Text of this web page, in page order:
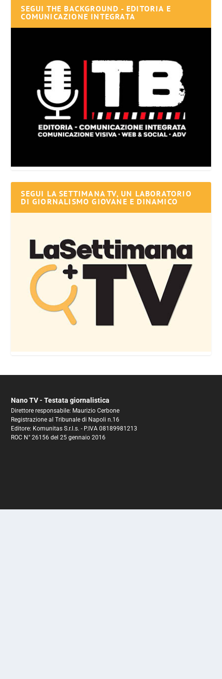
SEGUI THE BACKGROUND - EDITORIA E
COMUNICAZIONE INTEGRATA
SEGUI LA SETTIMANA TV, UN LABORATORIO
DI GIORNALISMO GIOVANE E DINAMICO
Nano TV - Testata giornalistica
Direttore responsabile: Maurizio Cerbone
Registrazione al Tribunale di Napoli n.16
Editore: Komunitas S.r.l.s. - P.IVA 08189981213
ROC N° 26156 del 25 gennaio 2016